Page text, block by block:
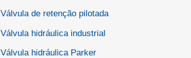
Válvula de retenção pilotada
Válvula hidráulica industrial
Válvula hidráulica Parker